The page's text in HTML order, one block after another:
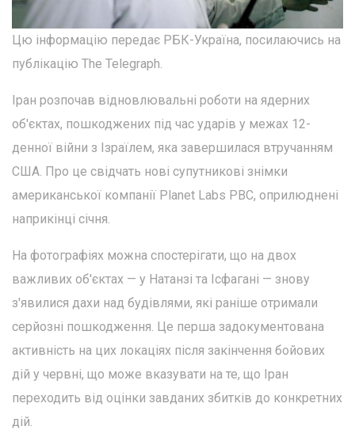
Цю інформацію передає РБК-Україна, посилаючись на
публікацію The Telegraph.
Іран розпочав відновлювальні роботи на ядерних
об'єктах, пошкоджених під час ударів у межах 12-
денної війни з Ізраїлем, яка завершилася втручанням
США. Про це свідчать нові супутникові знімки
американської компанії Planet Labs PBC, оприлюднені
наприкінці січня.
На фотографіях можна спостерігати, що на двох
важливих об'єктах — у Натанзі та Ісфагані — знову
з'явилися дахи над будівлями, які раніше отримали
серйозні пошкодження. Це перша задокументована
активність на цих локаціях після закінчення бойових
дій у червні, що може вказувати на те, що Іран
переходить від оцінки завданих збитків до конкретних
дій.